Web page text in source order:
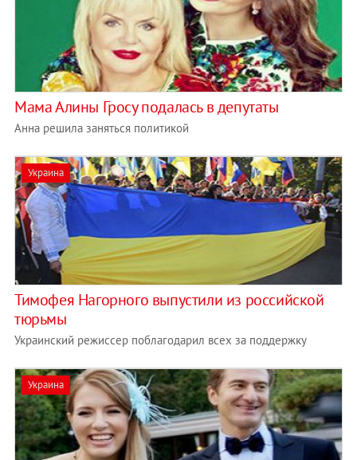
Мама Алины Гросу подалась в депутаты
Анна решила заняться политикой
Украина
Тимофея Нагорного выпустили из российской
тюрьмы
Украинский режиссер поблагодарил всех за поддержку
Украина